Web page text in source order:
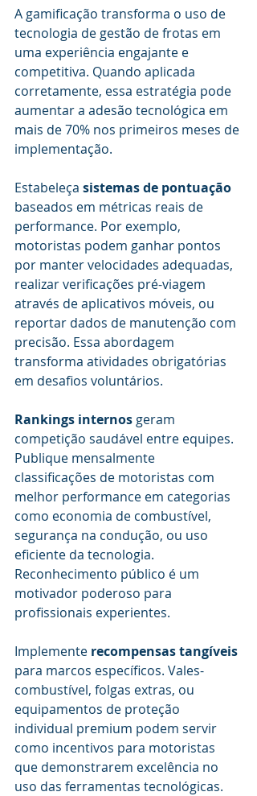
A gamificação transforma o uso de
tecnologia de gestão de frotas em
uma experiência engajante e
competitiva. Quando aplicada
corretamente, essa estratégia pode
aumentar a adesão tecnológica em
mais de 70% nos primeiros meses de
implementação.
Estabeleça sistemas de pontuação
baseados em métricas reais de
performance. Por exemplo,
motoristas podem ganhar pontos
por manter velocidades adequadas,
realizar verificações pré-viagem
através de aplicativos móveis, ou
reportar dados de manutenção com
precisão. Essa abordagem
transforma atividades obrigatórias
em desafios voluntários.
Rankings internos geram
competição saudável entre equipes.
Publique mensalmente
classificações de motoristas com
melhor performance em categorias
como economia de combustível,
segurança na condução, ou uso
eficiente da tecnologia.
Reconhecimento público é um
motivador poderoso para
profissionais experientes.
Implemente recompensas tangíveis
para marcos específicos. Vales-
combustível, folgas extras, ou
equipamentos de proteção
individual premium podem servir
como incentivos para motoristas
que demonstrarem excelência no
uso das ferramentas tecnológicas.